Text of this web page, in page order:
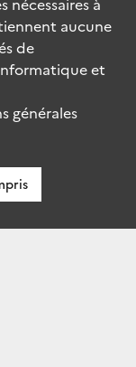
aucune
de
et
générales